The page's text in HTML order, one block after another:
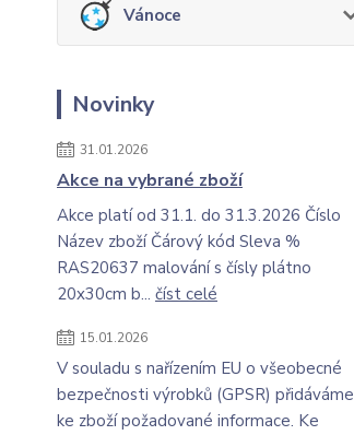
Vánoce
Novinky
31.01.2026
Akce na vybrané zboží
Akce platí od 31.1. do 31.3.2026 Číslo
Název zboží Čárový kód Sleva %
RAS20637 malování s čísly plátno
20x30cm b... číst celé
15.01.2026
V souladu s nařízením EU o všeobecné
bezpečnosti výrobků (GPSR) přidáváme
ke zboží požadované informace. Ke